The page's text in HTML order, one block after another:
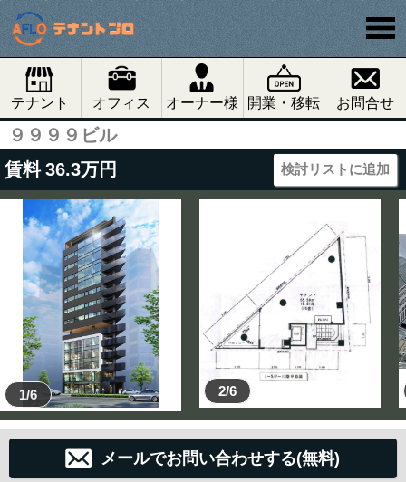
テナント オフィス オーナー様 開業・移転 お問合せ
９９９９ビル
賃料 36.3万円 検討リストに追加
1/6 2/6
メールでお問い合わせする(無料)